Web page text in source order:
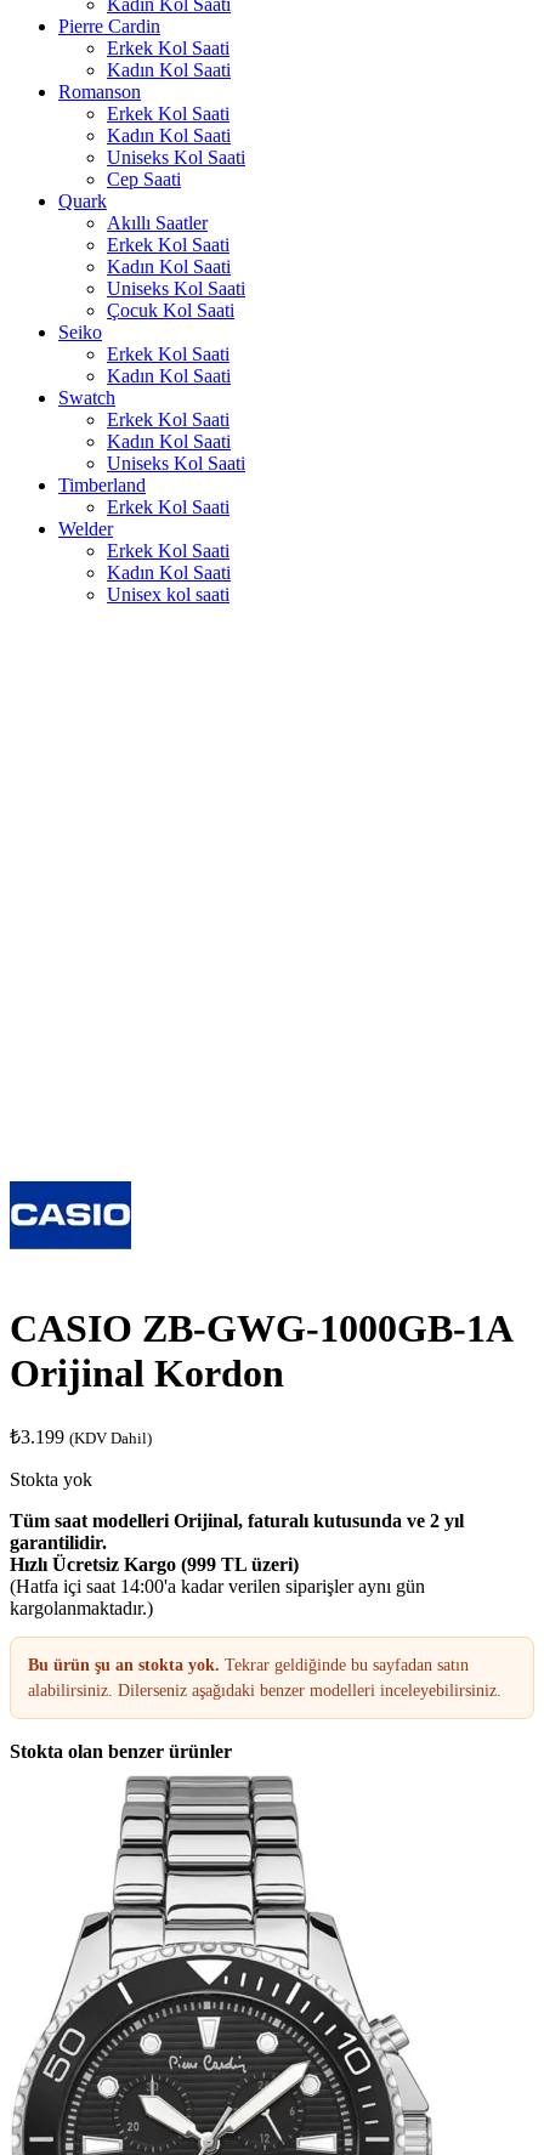
Pierre Cardin
Erkek Kol Saati
Kadın Kol Saati
Romanson
Erkek Kol Saati
Kadın Kol Saati
Uniseks Kol Saati
Cep Saati
Quark
Akıllı Saatler
Erkek Kol Saati
Kadın Kol Saati
Uniseks Kol Saati
Çocuk Kol Saati
Seiko
Erkek Kol Saati
Kadın Kol Saati
Swatch
Erkek Kol Saati
Kadın Kol Saati
Uniseks Kol Saati
Timberland
Erkek Kol Saati
Welder
Erkek Kol Saati
Kadın Kol Saati
Unisex kol saati
CASIO ZB-GWG-1000GB-1A
Orijinal Kordon
₺3.199 (KDV Dahil)
Stokta yok
Tüm saat modelleri Orijinal, faturalı kutusunda ve 2 yıl
garantilidir.
Hızlı Ücretsiz Kargo (999 TL üzeri)
(Hatfa içi saat 14:00'a kadar verilen siparişler aynı gün
kargolanmaktadır.)
Bu ürün şu an stokta yok. Tekrar geldiğinde bu sayfadan satın
alabilirsiniz. Dilerseniz aşağıdaki benzer modelleri inceleyebilirsiniz.
Stokta olan benzer ürünler